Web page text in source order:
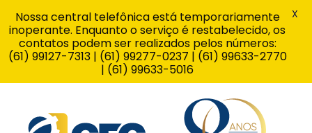
Nossa central telefônica está temporariamente
inoperante. Enquanto o serviço é restabelecido, os
contatos podem ser realizados pelos números:
(61) 99127-7313 | (61) 99277-0237 | (61) 99633-2770
| (61) 99633-5016
X